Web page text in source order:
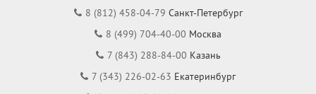
8 (812) 458-04-79 Санкт-Петербург
8 (499) 704-40-00 Москва
7 (843) 288-84-00 Казань
7 (343) 226-02-63 Екатеринбург